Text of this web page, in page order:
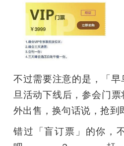
不过需要注意的是，「
旦活动下线后，参会门
外出售，换句话说，抢到
错过「盲订票」的你，